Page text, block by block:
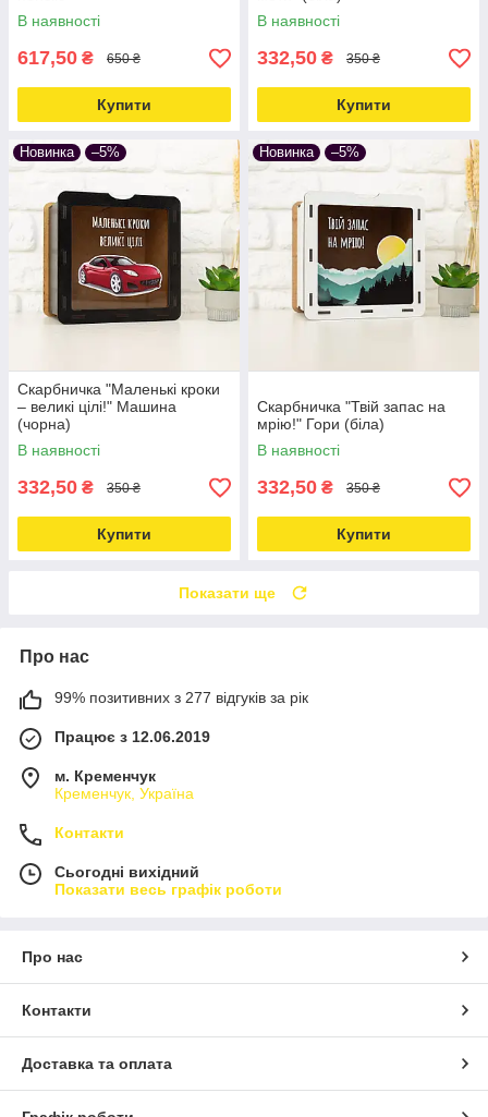
В наявності
617,50 ₴ 650 ₴
Купити
В наявності
332,50 ₴ 350 ₴
Купити
Новинка –5%
Скарбничка "Маленькі кроки
– великі цілі!" Машина
(чорна)
В наявності
332,50 ₴ 350 ₴
Купити
Новинка –5%
Скарбничка "Твій запас на
мрію!" Гори (біла)
В наявності
332,50 ₴ 350 ₴
Купити
Показати ще
Про нас
99% позитивних з 277 відгуків за рік
Працює з 12.06.2019
м. Кременчук
Кременчук, Україна
Контакти
Сьогодні вихідний
Показати весь графік роботи
Про нас
Контакти
Доставка та оплата